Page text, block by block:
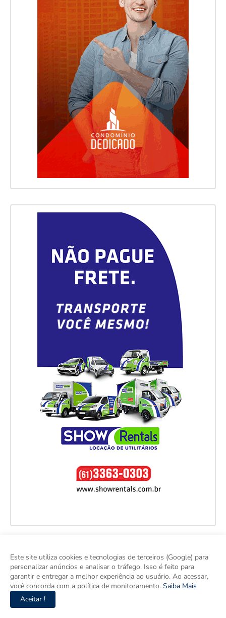
Este site utiliza cookies e tecnologias de terceiros (Google) para
personalizar anúncios e analisar o tráfego. Isso é feito para
garantir e entregar a melhor experiência ao usuário. Ao acessar,
você concorda com a política de monitoramento. Saiba Mais
Aceitar !